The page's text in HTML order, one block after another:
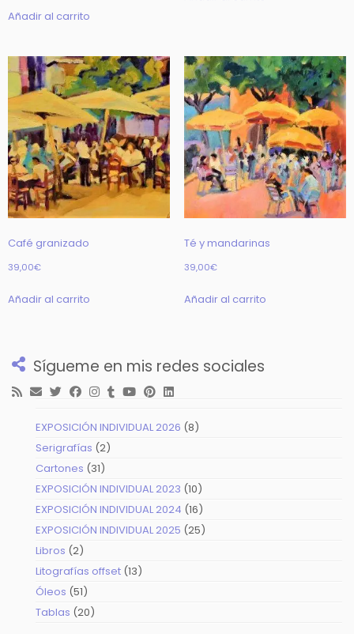
Añadir al carrito
Café granizado
39,00€
Añadir al carrito
Té y mandarinas
39,00€
Añadir al carrito
Sígueme en mis redes sociales
EXPOSICIÓN INDIVIDUAL 2026 88
Serigrafías 22
Cartones 3131
productos
EXPOSICIÓN INDIVIDUAL 2023 1010
productos
EXPOSICIÓN INDIVIDUAL 2024 1616
productos
EXPOSICIÓN INDIVIDUAL 2025 2525
Libros 22
productos
Litografías offset 1313
Óleos 5151
productos
Tablas 2020